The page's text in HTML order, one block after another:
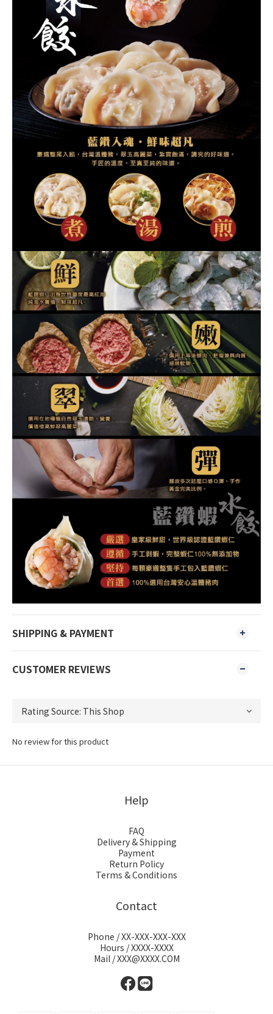
SHIPPING & PAYMENT
CUSTOMER REVIEWS
No review for this product
Help
FAQ
Delivery & Shipping
Payment
Return Policy
Terms & Conditions
Contact
Phone / XX-XXX-XXX-XXX
Hours / XXXX-XXXX
Mail / XXX@XXXX.COM